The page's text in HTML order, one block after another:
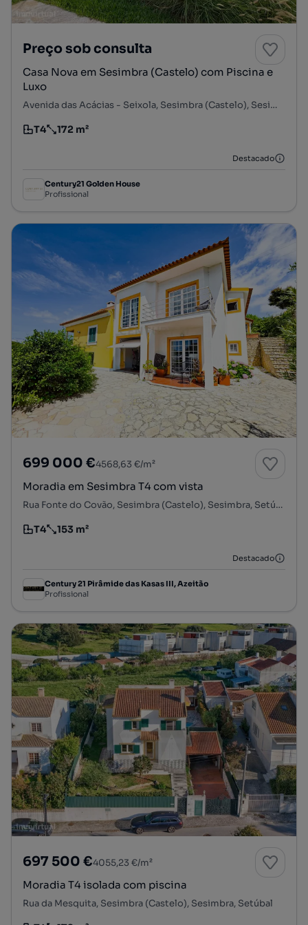
Preço sob consulta
Casa Nova em Sesimbra (Castelo) com Piscina e
Luxo
Avenida das Acácias - Seixola, Sesimbra (Castelo), Sesimbra, Setúbal
Tipologia
T4
Preço por metro quadrado
172 m²
Destacado
Century21 Golden House
Profissional
699 000 €4568,63 €/m²
Moradia em Sesimbra T4 com vista
Rua Fonte do Covão, Sesimbra (Castelo), Sesimbra, Setúbal
Tipologia
T4
Preço por metro quadrado
153 m²
Destacado
Century 21 Pirâmide das Kasas III, Azeitão
Profissional
697 500 €4055,23 €/m²
Moradia T4 isolada com piscina
Rua da Mesquita, Sesimbra (Castelo), Sesimbra, Setúbal